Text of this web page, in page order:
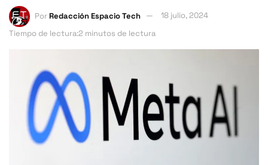
PorRedacción Espacio Tech
18 julio, 2024
Tiempo de lectura:2 minutos de lectura